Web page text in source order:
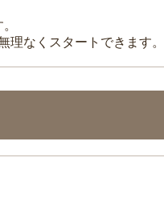
なくスタートできます。